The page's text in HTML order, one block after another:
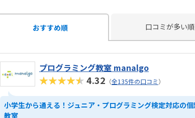
おすすめ順 口コミが多い順
プログラミング教室 manalgo
★★★★★4.32 （全135件の口コミ）
小学生から通える！ジュニア・プログラミング検定対応の
教室